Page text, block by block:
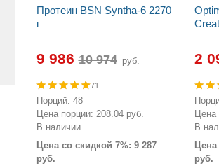
Протеин BSN Syntha-6 2270
г
9 986 руб.
71
Порций: 48
Цена порции: 208.04 руб.
В наличии
Цена со скидкой 7%: 9 287
руб.
2
Цена
В
Цена
руб.